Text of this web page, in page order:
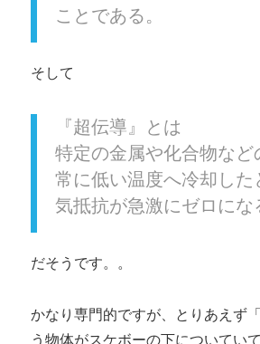
ことである。
そして
『超伝導』とは
特定の金属や化合物など
常に低い温度へ冷却した
気抵抗が急激にゼロにな
だそうです。。
かなり専門的ですが、とりあえず
う物体がスケボーの下についてい